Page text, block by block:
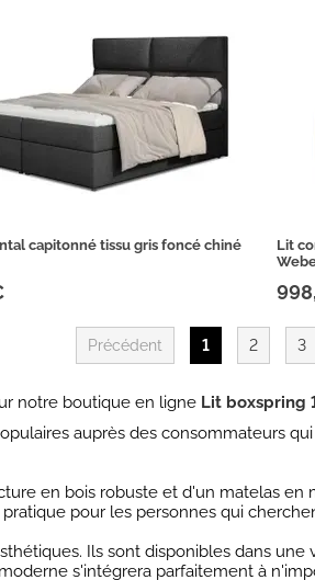
capitonné tissu gris foncé chiné
Lit
Précédent 1 2 3
notre boutique en ligne Lit boxspring
auprès des consommateurs
en bois robuste et d'un matelas
pour les personnes qui
Ils sont disponibles dans
s'intégrera parfaitement à